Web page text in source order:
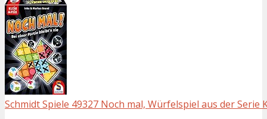
Schmidt Spiele 49327 Noch mal, Würfelspiel aus der Serie